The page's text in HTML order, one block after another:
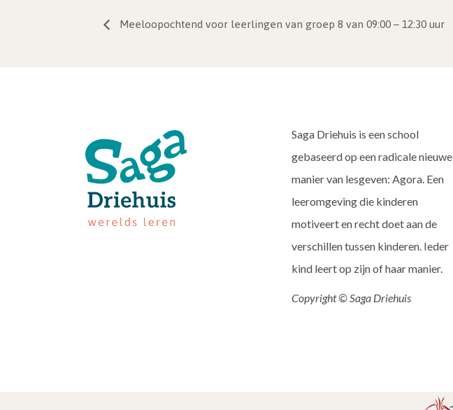
Meeloopochtend voor leerlingen van groep 8 van 09:00 – 12:30 uur
Saga Driehuis is een school
gebaseerd op een radicale nieuwe
manier van lesgeven: Agora. Een
leeromgeving die kinderen
motiveert en recht doet aan de
verschillen tussen kinderen. Ieder
kind leert op zijn of haar manier.
Copyright © Saga Driehuis